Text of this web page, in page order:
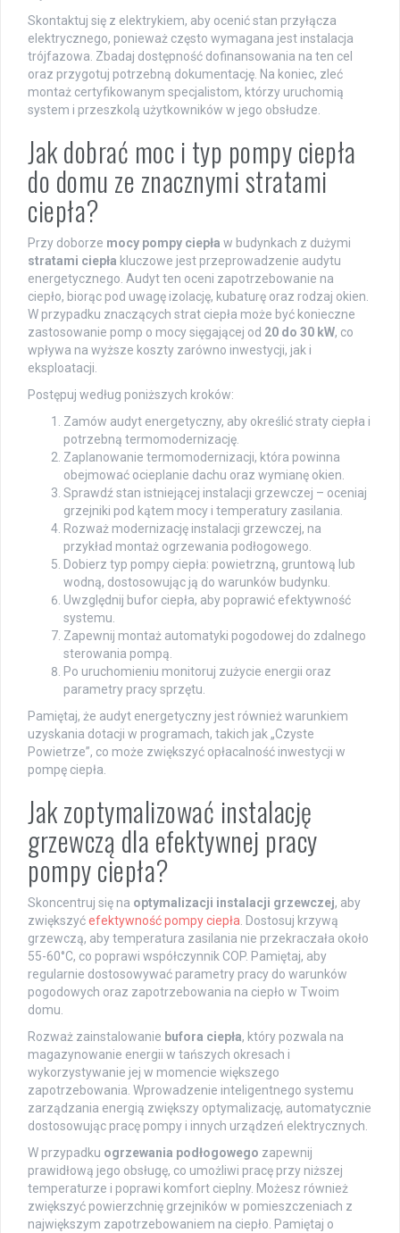
Skontaktuj się z elektrykiem, aby ocenić stan przyłącza
elektrycznego, ponieważ często wymagana jest instalacja
trójfazowa. Zbadaj dostępność dofinansowania na ten cel
oraz przygotuj potrzebną dokumentację. Na koniec, zleć
montaż certyfikowanym specjalistom, którzy uruchomią
system i przeszkolą użytkowników w jego obsłudze.
Jak dobrać moc i typ pompy ciepła
do domu ze znacznymi stratami
ciepła?
Przy doborze mocy pompy ciepła w budynkach z dużymi
stratami ciepła kluczowe jest przeprowadzenie audytu
energetycznego. Audyt ten oceni zapotrzebowanie na
ciepło, biorąc pod uwagę izolację, kubaturę oraz rodzaj okien.
W przypadku znaczących strat ciepła może być konieczne
zastosowanie pomp o mocy sięgającej od 20 do 30 kW, co
wpływa na wyższe koszty zarówno inwestycji, jak i
eksploatacji.
Postępuj według poniższych kroków:
Zamów audyt energetyczny, aby określić straty ciepła i
potrzebną termomodernizację.
Zaplanowanie termomodernizacji, która powinna
obejmować ocieplanie dachu oraz wymianę okien.
Sprawdź stan istniejącej instalacji grzewczej – oceniaj
grzejniki pod kątem mocy i temperatury zasilania.
Rozważ modernizację instalacji grzewczej, na
przykład montaż ogrzewania podłogowego.
Dobierz typ pompy ciepła: powietrzną, gruntową lub
wodną, dostosowując ją do warunków budynku.
Uwzględnij bufor ciepła, aby poprawić efektywność
systemu.
Zapewnij montaż automatyki pogodowej do zdalnego
sterowania pompą.
Po uruchomieniu monitoruj zużycie energii oraz
parametry pracy sprzętu.
Pamiętaj, że audyt energetyczny jest również warunkiem
uzyskania dotacji w programach, takich jak „Czyste
Powietrze”, co może zwiększyć opłacalność inwestycji w
pompę ciepła.
Jak zoptymalizować instalację
grzewczą dla efektywnej pracy
pompy ciepła?
Skoncentruj się na optymalizacji instalacji grzewczej, aby
zwiększyćefektywność pompy ciepła. Dostosuj krzywą
grzewczą, aby temperatura zasilania nie przekraczała około
55-60°C, co poprawi współczynnik COP. Pamiętaj, aby
regularnie dostosowywać parametry pracy do warunków
pogodowych oraz zapotrzebowania na ciepło w Twoim
domu.
Rozważ zainstalowanie bufora ciepła, który pozwala na
magazynowanie energii w tańszych okresach i
wykorzystywanie jej w momencie większego
zapotrzebowania. Wprowadzenie inteligentnego systemu
zarządzania energią zwiększy optymalizację, automatycznie
dostosowując pracę pompy i innych urządzeń elektrycznych.
W przypadku ogrzewania podłogowego zapewnij
prawidłową jego obsługę, co umożliwi pracę przy niższej
temperaturze i poprawi komfort cieplny. Możesz również
zwiększyć powierzchnię grzejników w pomieszczeniach z
największym zapotrzebowaniem na ciepło. Pamiętaj o